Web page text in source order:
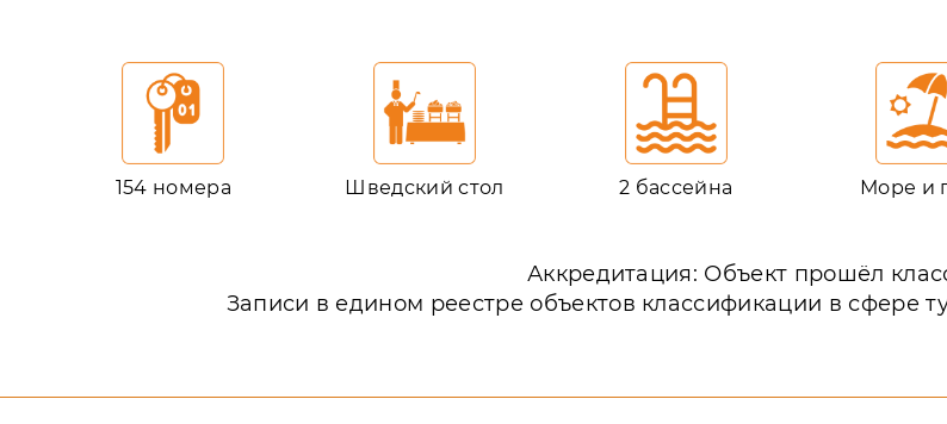
154 номера Шведский стол 2 бассейна Море и
Аккредитация: Объект прошёл
Записи в едином реестре объектов классификации в сфере